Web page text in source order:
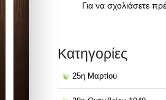
Για να σχολιάσετε
Kατηγορίες
25η Μαρτίου